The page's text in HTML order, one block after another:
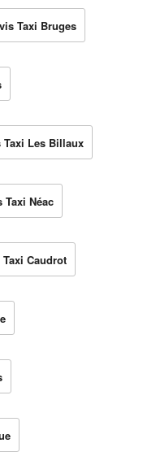
Taxi Bruges
Taxi Les Billaux
Taxi Néac
Taxi Caudrot